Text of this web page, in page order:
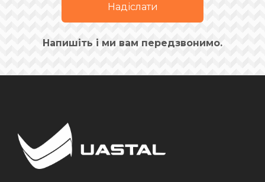
Надіслати
Напишіть і ми вам передзвонимо.